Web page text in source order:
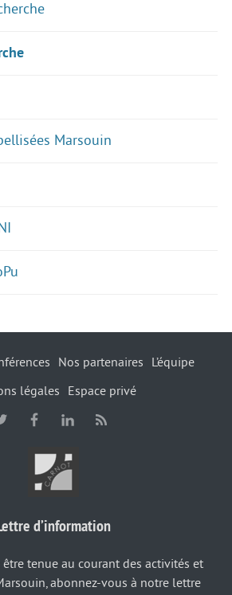
Marsouin
Nos partenaires
L’équipe
légales
Espace privé
d’information
tenue au courant des activités et
abonnez-vous à notre lettre